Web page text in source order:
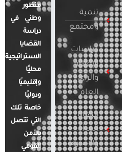
تنمية
ومجتمع
دراسات
الإعلام
والرأي
العام
قضايا
المرأة
والأسرة
منظور
وطني في
دراسة
القضايا
الاستراتيجية
محليًا
وإقليميًا
ودوليًا
خاصة تلك
التي تتصل
بالأمن
القومي